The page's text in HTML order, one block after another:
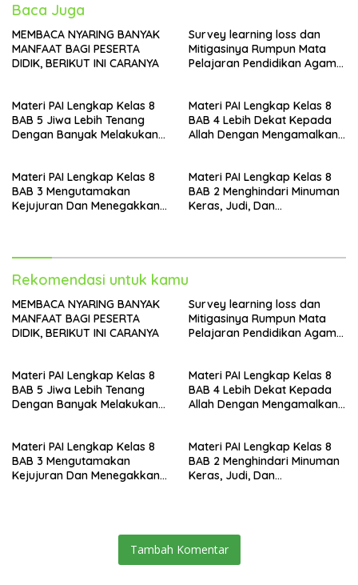
Baca Juga
MEMBACA NYARING BANYAK
MANFAAT BAGI PESERTA
DIDIK, BERIKUT INI CARANYA
Survey learning loss dan
Mitigasinya Rumpun Mata
Pelajaran Pendidikan Agama
Materi PAI Lengkap Kelas 8
BAB 5 Jiwa Lebih Tenang
Dengan Banyak Melakukan
Materi PAI Lengkap Kelas 8
BAB 4 Lebih Dekat Kepada
Allah Dengan Mengamalkan
Materi PAI Lengkap Kelas 8
BAB 3 Mengutamakan
Kejujuran Dan Menegakkan
Materi PAI Lengkap Kelas 8
BAB 2 Menghindari Minuman
Keras, Judi, Dan
Rekomendasi untuk kamu
MEMBACA NYARING BANYAK
MANFAAT BAGI PESERTA
DIDIK, BERIKUT INI CARANYA
Survey learning loss dan
Mitigasinya Rumpun Mata
Pelajaran Pendidikan Agama
Materi PAI Lengkap Kelas 8
BAB 5 Jiwa Lebih Tenang
Dengan Banyak Melakukan
Materi PAI Lengkap Kelas 8
BAB 4 Lebih Dekat Kepada
Allah Dengan Mengamalkan
Materi PAI Lengkap Kelas 8
BAB 3 Mengutamakan
Kejujuran Dan Menegakkan
Materi PAI Lengkap Kelas 8
BAB 2 Menghindari Minuman
Keras, Judi, Dan
Tambah Komentar